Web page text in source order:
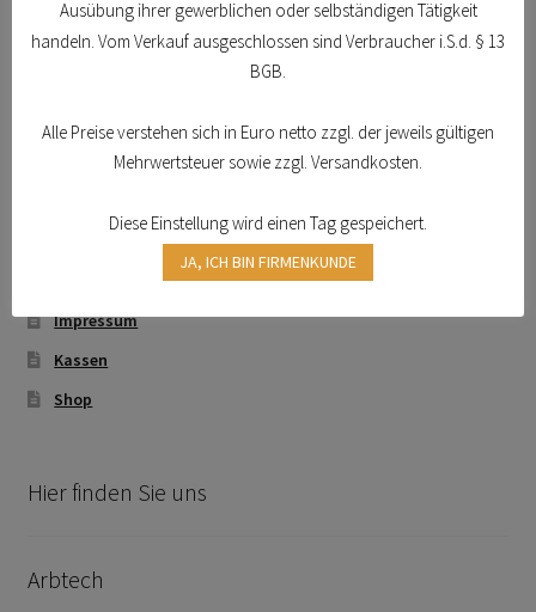
Schmierstoffe
Transferdruck & Stick
Verzurrsysteme
Rundschlingen
Hebebänder
Datenschutzerklärung
Kontakt
Impressum
Kassen
Shop
Hier finden Sie uns
Arbtech
Ausübung ihrer gewerblichen oder selbständigen Tätigkeit
handeln. Vom Verkauf ausgeschlossen sind Verbraucher i.S.d. § 13
BGB.
Alle Preise verstehen sich in Euro netto zzgl. der jeweils gültigen
Mehrwertsteuer sowie zzgl. Versandkosten.
Diese Einstellung wird einen Tag gespeichert.
JA, ICH BIN FIRMENKUNDE